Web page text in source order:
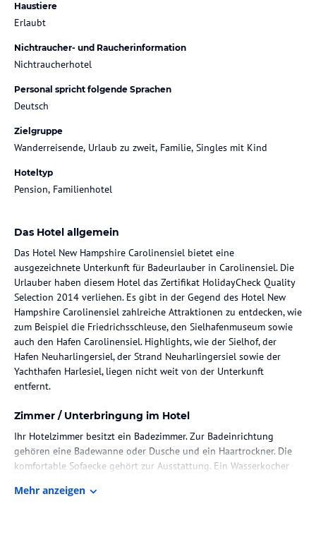
Haustiere
Erlaubt
Nichtraucher- und Raucherinformation
Nichtraucherhotel
Personal spricht folgende Sprachen
Deutsch
Zielgruppe
Wanderreisende, Urlaub zu zweit, Familie, Singles mit Kind
Hoteltyp
Pension, Familienhotel
Das Hotel allgemein
Das Hotel New Hampshire Carolinensiel bietet eine
ausgezeichnete Unterkunft für Badeurlauber in Carolinensiel. Die
Urlauber haben diesem Hotel das Zertifikat HolidayCheck Quality
Selection 2014 verliehen. Es gibt in der Gegend des Hotel New
Hampshire Carolinensiel zahlreiche Attraktionen zu entdecken, wie
zum Beispiel die Friedrichsschleuse, den Sielhafenmuseum sowie
auch den Hafen Carolinensiel. Highlights, wie der Sielhof, der
Hafen Neuharlingersiel, der Strand Neuharlingersiel sowie der
Yachthafen Harlesiel, liegen nicht weit von der Unterkunft
entfernt.
Zimmer / Unterbringung im Hotel
Ihr Hotelzimmer besitzt ein Badezimmer. Zur Badeinrichtung
gehören eine Badewanne oder Dusche und ein Haartrockner. Die
komfortable Sofaecke gehört zur Ausstattung. Ein Wasserkocher
Zusätzlich komplettiert ein Fernseher das Inventar. Der
Mehr anzeigen